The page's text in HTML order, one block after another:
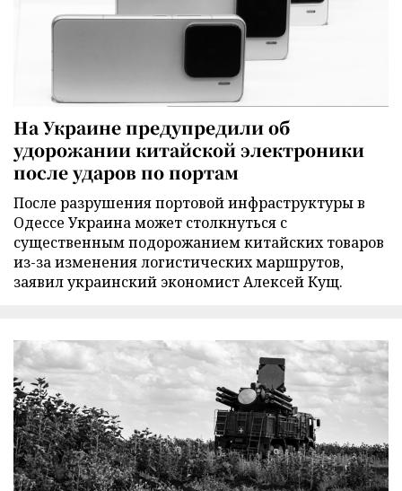
На Украине предупредили об
удорожании китайской электроники
после ударов по портам
После разрушения портовой инфраструктуры в
Одессе Украина может столкнуться с
существенным подорожанием китайских товаров
из-за изменения логистических маршрутов,
заявил украинский экономист Алексей Кущ.